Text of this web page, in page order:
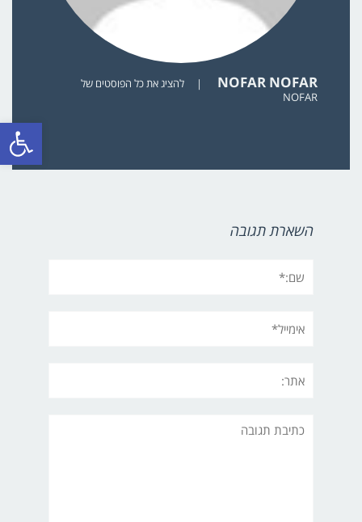
פתח
NOFAR NOFAR
|
להציג את כל הפוסטים של
NOFAR
השארת תגובה